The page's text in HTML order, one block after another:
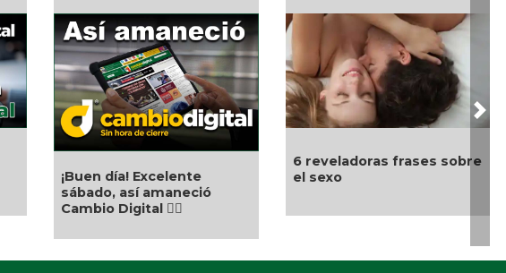
¡Buen día! Excelente
sábado, así amaneció
Cambio Digital 👍🏻
6 reveladoras frases sobre
el sexo
Next